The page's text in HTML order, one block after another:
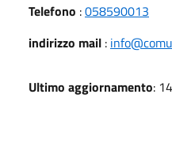
Telefono :058590013
indirizzo mail :
Ultimo aggiornamento: